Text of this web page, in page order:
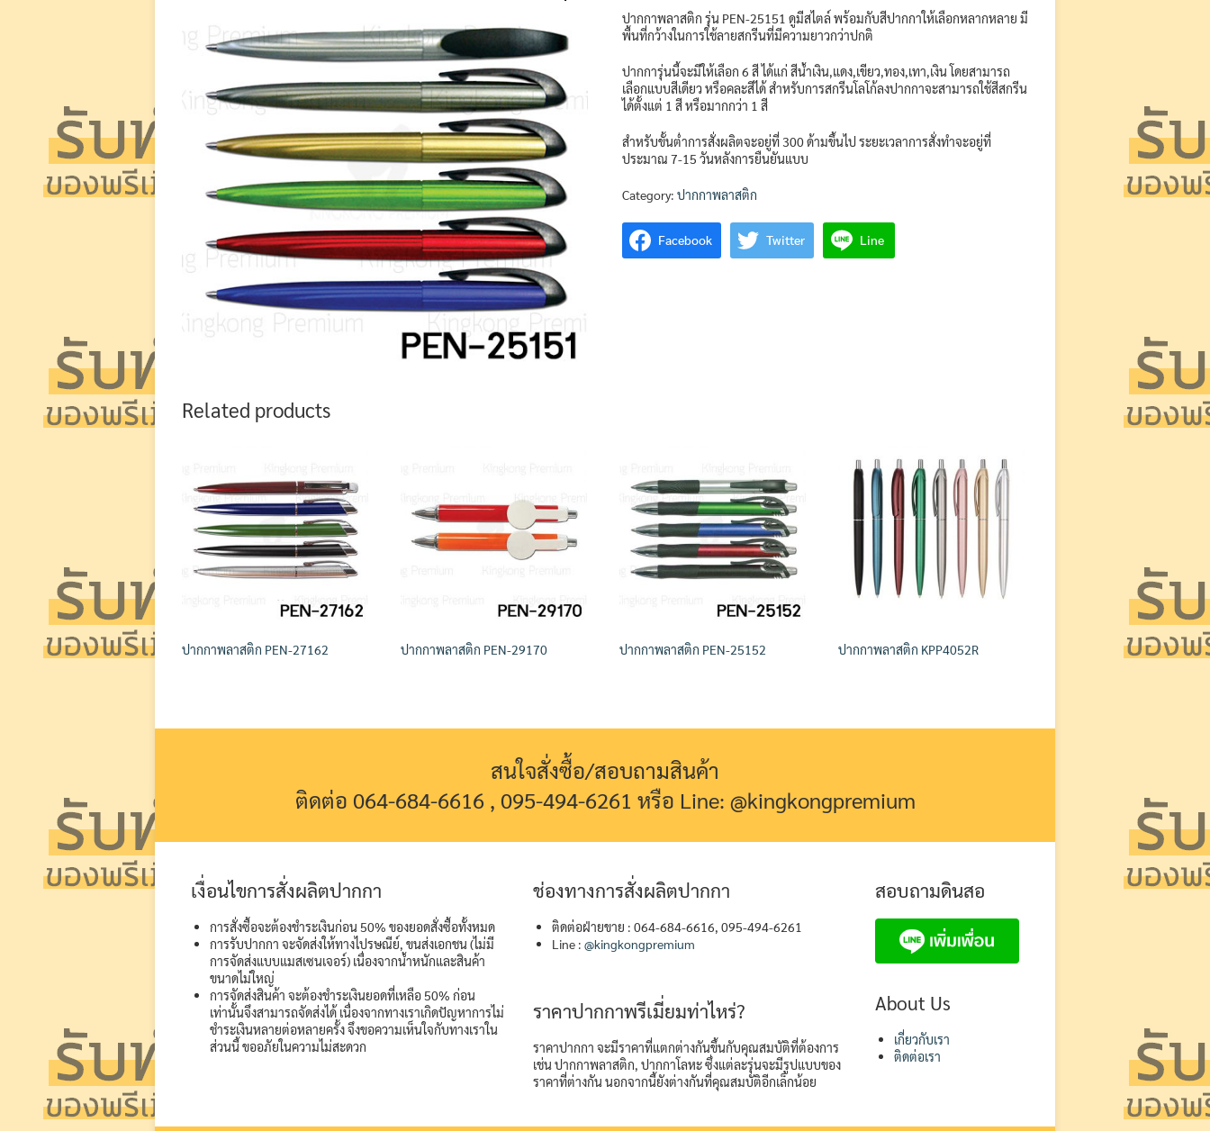
ปากกาพลาสติก รุ่น PEN-25151 ดูมีสไตล์ พร้อมกับสีปากกาให้เลือกหลากหลาย มี
พื้นที่กว้างในการใช้ลายสกรีนที่มีความยาวกว่าปกติ
ปากการุ่นนี้จะมีให้เลือก 6 สี ได้แก่ สีน้ำเงิน,แดง,เขียว,ทอง,เทา,เงิน โดยสามารถ
เลือกแบบสีเดียว หรือคละสีได้ สำหรับการสกรีนโลโก้ลงปากกาจะสามารถใช้สีสกรีน
ได้ตั้งแต่ 1 สี หรือมากกว่า 1 สี
สำหรับขั้นต่ำการสั่งผลิตจะอยู่ที่ 300 ด้ามขึ้นไป ระยะเวลาการสั่งทำจะอยู่ที่
ประมาณ 7-15 วันหลังการยืนยันแบบ
Category: ปากกาพลาสติก
Facebook Twitter Line
Related products
ปากกาพลาสติก PEN-27162 ปากกาพลาสติก PEN-29170 ปากกาพลาสติก PEN-25152 ปากกาพลาสติก KPP4052R
สนใจสั่งซื้อ/สอบถามสินค้า
ติดต่อ 064-684-6616 , 095-494-6261 หรือ Line: @kingkongpremium
เงื่อนไขการสั่งผลิตปากกา
การสั่งซื้อจะต้องชำระเงินก่อน 50% ของยอดสั่งซื้อทั้งหมด
การรับปากกา จะจัดส่งให้ทางไปรษณีย์, ขนส่งเอกชน (ไม่มี
การจัดส่งแบบแมสเซนเจอร์) เนื่องจากน้ำหนักและสินค้า
ขนาดไม่ใหญ่
การจัดส่งสินค้า จะต้องชำระเงินยอดที่เหลือ 50% ก่อน
เท่านั้นจึงสามารถจัดส่งได้ เนื่องจากทางเราเกิดปัญหาการไม่
ชำระเงินหลายต่อหลายครั้ง จึงขอความเห็นใจกับทางเราใน
ส่วนนี้ ขออภัยในความไม่สะดวก
ช่องทางการสั่งผลิตปากกา
ติดต่อฝ่ายขาย : 064-684-6616, 095-494-6261
Line : @kingkongpremium
ราคาปากกาพรีเมี่ยมท่าไหร่?
ราคาปากกา จะมีราคาที่แตกต่างกันขึ้นกับคุณสมบัติที่ต้องการ
เช่น ปากกาพลาสติก, ปากกาโลหะ ซึ่งแต่ละรุ่นจะมีรูปแบบของ
ราคาที่ต่างกัน นอกจากนี้ยังต่างกันที่คุณสมบัติอีกเล็กน้อย
สอบถามดินสอ
About Us
เกี่ยวกับเรา
ติดต่อเรา